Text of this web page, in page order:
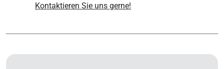
Kontaktieren Sie uns gerne!